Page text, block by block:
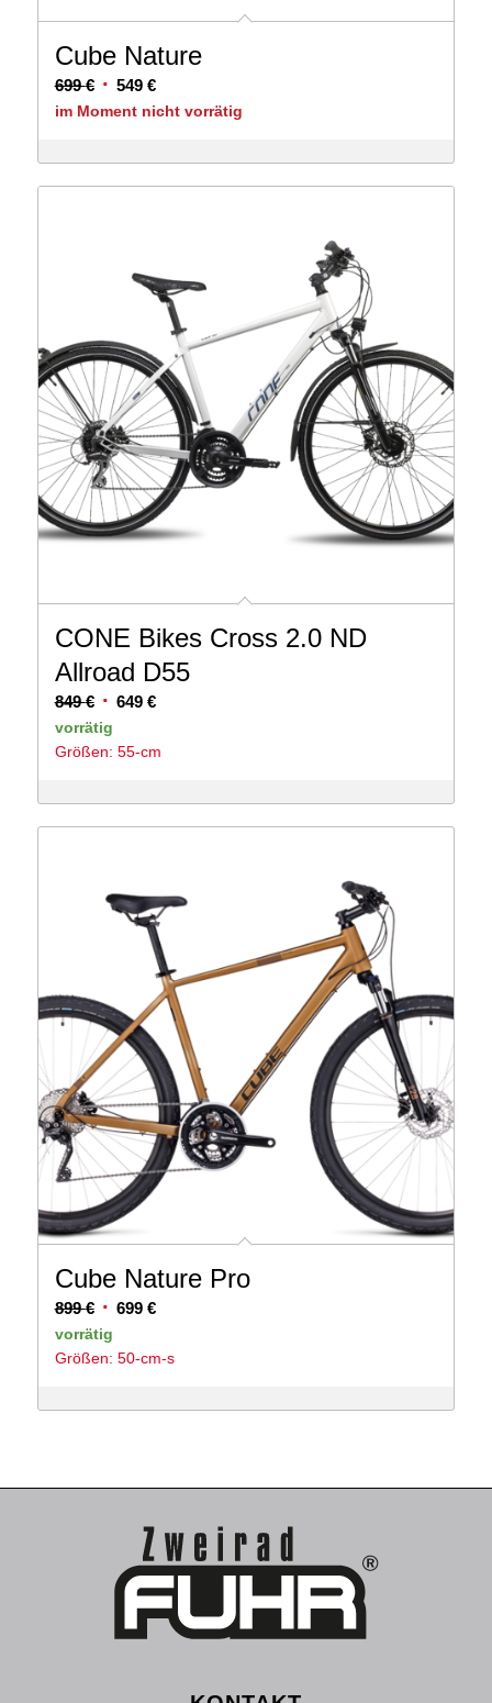
Cube Nature
699€ Ursprünglicher
Preis
699 €
549 €Aktueller
Preis
549 €.
im Moment nicht vorrätig
CONE Bikes Cross 2.0 ND
Allroad D55
849€ Ursprünglicher
Preis
war:
649 €Aktueller
ist:
vorrätig
Größen: 55-cm
Cube Nature Pro
899€ Ursprünglicher
Preis
war:
699 €Aktueller
ist:
vorrätig
Größen: 50-cm-s